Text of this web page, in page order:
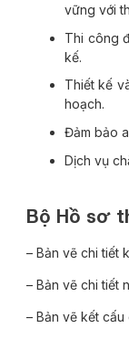
vững với
Thi công
kế.
Thiết kế
hoạch.
Đảm bảo
Dịch vụ
Bộ Hồ sơ
– Bản vẽ chi tiết
– Bản vẽ chi tiết
– Bản vẽ kết cấu